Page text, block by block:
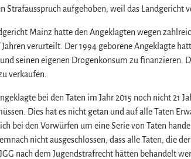
Strafausspruch aufgehoben, weil das Landgericht
Mainz hatte den Angeklagten wegen
verurteilt. Der 1994 geborene Angeklagte
seinen eigenen Drogenkonsum zu finanzieren.
verkaufen.
bei den Taten im Jahr 2015 noch nicht 21
Dies hat es nicht getan und auf alle Taten
bei den Vorwürfen um eine Serie von Taten
nicht ausgeschlossen, dass alle Taten, die
nach dem Jugendstrafrecht hätten behandelt